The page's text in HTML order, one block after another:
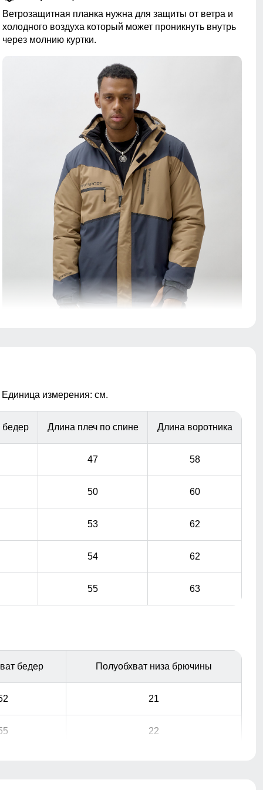
Ветрозащитная планка нужна для защиты от ветра и
холодного воздуха который может проникнуть внутрь
через молнию куртки.
Удобные и вместительные карманы
Практичные и стильные карманы удобно
расположены для хранения мелочей, таких как ключи
Практичные и стильные карманы удобно
Единица измерения: см.
бедер Длина плеч по спине Длина воротника
47 58
50 60
53 62
54 62
55 63
бедер Полуобхват низа брючины
21
22